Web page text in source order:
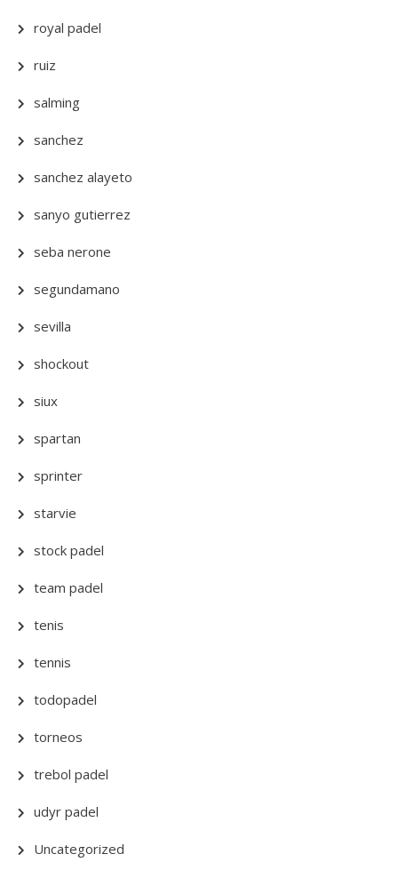
royal padel
ruiz
salming
sanchez
sanchez alayeto
sanyo gutierrez
seba nerone
segundamano
sevilla
shockout
siux
spartan
sprinter
starvie
stock padel
team padel
tenis
tennis
todopadel
torneos
trebol padel
udyr padel
Uncategorized